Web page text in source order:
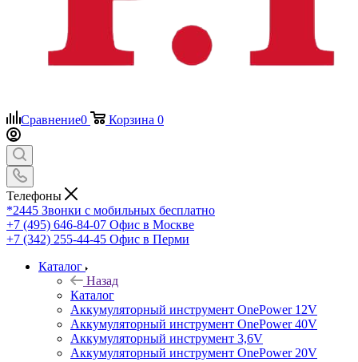
Сравнение0 Корзина 0
Телефоны
*2445 Звонки с мобильных бесплатно
+7 (495) 646-84-07 Офис в Москве
+7 (342) 255-44-45 Офис в Перми
Каталог
Назад
Каталог
Аккумуляторный инструмент OnePower 12V
Аккумуляторный инструмент OnePower 40V
Аккумуляторный инструмент 3,6V
Аккумуляторный инструмент OnePower 20V